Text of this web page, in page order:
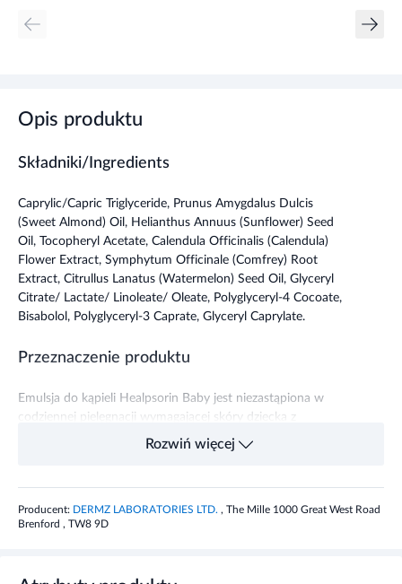
Opis produktu
Składniki/Ingredients
Caprylic/Capric Triglyceride, Prunus Amygdalus Dulcis
(Sweet Almond) Oil, Helianthus Annuus (Sunflower) Seed
Oil, Tocopheryl Acetate, Calendula Officinalis (Calendula)
Flower Extract, Symphytum Officinale (Comfrey) Root
Extract, Citrullus Lanatus (Watermelon) Seed Oil, Glyceryl
Citrate/ Lactate/ Linoleate/ Oleate, Polyglyceryl-4 Cocoate,
Bisabolol, Polyglyceryl-3 Caprate, Glyceryl Caprylate.
Przeznaczenie produktu
Emulsja do kąpieli Healpsorin Baby jest niezastąpiona w
codziennej pielęgnacji wymagającej skóry dziecka z
łojotokowym zapaleniem skóry lub ciemieniuchą.
Pomaga w utrzymaniu i kontrolowaniu prawidłowej
Rozwiń więcej
Producent: DERMZ LABORATORIES LTD. , The Mille 1000 Great West Road
Brenford , TW8 9D